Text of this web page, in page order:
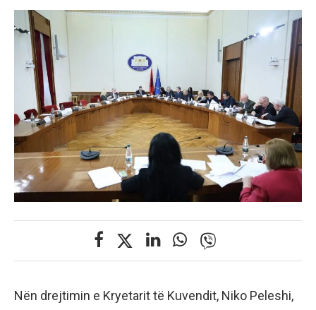
Nën drejtimin e Kryetarit të Kuvendit, Niko Peleshi,